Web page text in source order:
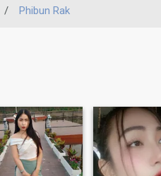
/ Phibun Rak